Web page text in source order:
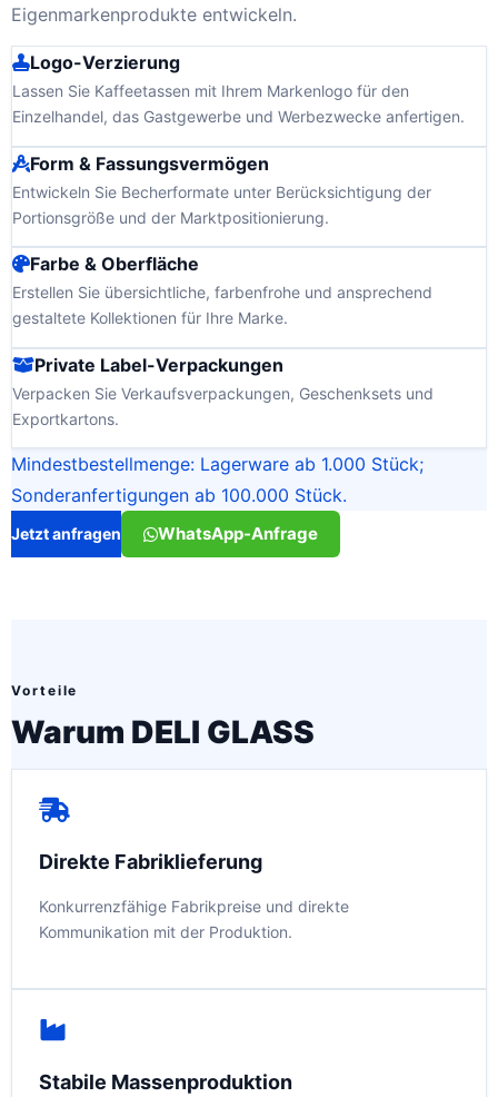
Eigenmarkenprodukte entwickeln.
Logo-Verzierung
Lassen Sie Kaffeetassen mit Ihrem Markenlogo für den
Einzelhandel, das Gastgewerbe und Werbezwecke anfertigen.
Form & Fassungsvermögen
Entwickeln Sie Becherformate unter Berücksichtigung der
Portionsgröße und der Marktpositionierung.
Farbe & Oberfläche
Erstellen Sie übersichtliche, farbenfrohe und ansprechend
gestaltete Kollektionen für Ihre Marke.
Private Label-Verpackungen
Verpacken Sie Verkaufsverpackungen, Geschenksets und
Exportkartons.
Mindestbestellmenge: Lagerware ab 1.000 Stück;
Sonderanfertigungen ab 100.000 Stück.
Jetzt anfragen WhatsApp-Anfrage
Vorteile
Warum DELI GLASS
Direkte Fabriklieferung
Konkurrenzfähige Fabrikpreise und direkte
Kommunikation mit der Produktion.
Stabile Massenproduktion